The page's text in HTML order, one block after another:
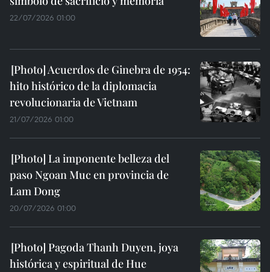
22/07/2026 01:00
Acuerdos de Ginebra de 1954:
hito histórico de la diplomacia
revolucionaria de Vietnam
21/07/2026 01:00
La imponente belleza del
paso Ngoan Muc en provincia de
Lam Dong
20/07/2026 01:00
Pagoda Thanh Duyen, joya
histórica y espiritual de Hue